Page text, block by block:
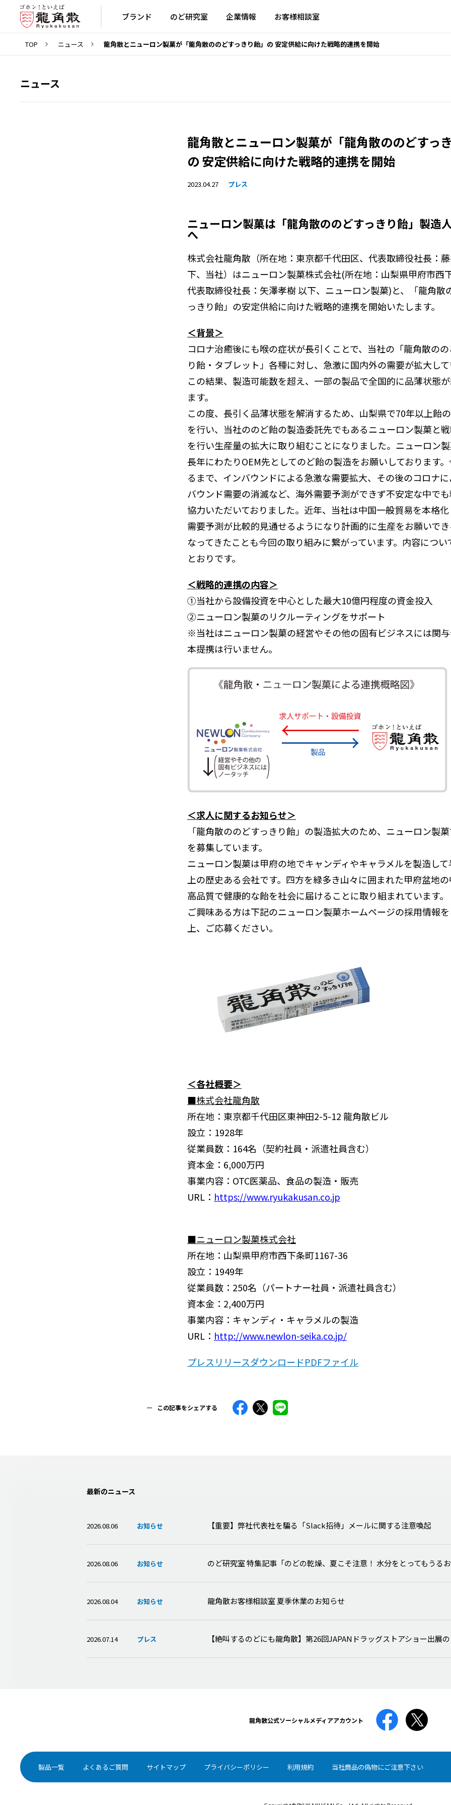
ブランド のど研究室 企業情報 お客様相談室
TOP ニュース 龍角散とニューロン製菓が「龍角散ののどすっきり飴」の 安定供給に向けた戦略的連携を開始
ニュース
龍角散とニューロン製菓が「龍角散ののどすっ
の 安定供給に向けた戦略的連携を開始
2023.04.27 プレス
ニューロン製菓は「龍角散ののどすっきり飴」製造
へ
株式会社龍角散（所在地：東京都千代田区、代表取締役社長：
下、当社）はニューロン製菓株式会社(所在地：山梨県甲府市西
代表取締役社長：矢澤孝樹 以下、ニューロン製菓)と、「龍角散
っきり飴」の安定供給に向けた戦略的連携を開始いたします。
＜背景＞
コロナ治癒後にも喉の症状が長引くことで、当社の「龍角散の
り飴・タブレット」各種に対し、急激に国内外の需要が拡大し
この結果、製造可能数を超え、一部の製品で全国的に品薄状態
ます。
この度、長引く品薄状態を解消するため、山梨県で70年以上飴
を行い、当社ののど飴の製造委託先でもあるニューロン製菓と
を行い生産量の拡大に取り組むことになりました。ニューロン
長年にわたりOEM先としてのど飴の製造をお願いしております
るまで、インバウンドによる急激な需要拡大、その後のコロナ
バウンド需要の消滅など、海外需要予測ができず不安定な中で
協力いただいておりました。近年、当社は中国一般貿易を本格
需要予測が比較的見通せるようになり計画的に生産をお願いで
なってきたことも今回の取り組みに繋がっています。内容につい
とおりです。
＜戦略的連携の内容＞
①当社から設備投資を中心とした最大10億円程度の資金投入
②ニューロン製菓のリクルーティングをサポート
※当社はニューロン製菓の経営やその他の固有ビジネスには関
本提携は行いません。
＜求人に関するお知らせ＞
「龍角散ののどすっきり飴」の製造拡大のため、ニューロン製
を募集しています。
ニューロン製菓は甲府の地でキャンディやキャラメルを製造し
上の歴史ある会社です。四方を緑多き山々に囲まれた甲府盆地
高品質で健康的な飴を社会に届けることに取り組まれています。
ご興味ある方は下記のニューロン製菓ホームページの採用情報
上、ご応募ください。
＜各社概要＞
■株式会社龍角散
所在地：東京都千代田区東神田2-5-12 龍角散ビル
設立：1928年
従業員数：164名（契約社員・派遣社員含む）
資本金：6,000万円
事業内容：OTC医薬品、食品の製造・販売
URL： https://www.ryukakusan.co.jp
■ニューロン製菓株式会社
所在地：山梨県甲府市西下条町1167-36
設立：1949年
従業員数：250名（パートナー社員・派遣社員含む）
資本金：2,400万円
事業内容：キャンディ・キャラメルの製造
URL： http://www.newlon-seika.co.jp/
プレスリリースダウンロードPDFファイル
この記事をシェアする
最新のニュース
2026.08.06 お知らせ 【重要】弊社代表社を騙る「Slack招待」メールに関する注意喚起
2026.08.06 お知らせ のど研究室 特集記事「のどの乾燥、夏こそ注意！ 水分をとってもうる
2026.08.04 お知らせ 龍角散お客様相談室 夏季休業のお知らせ
2026.07.14 プレス 【絶叫するのどにも龍角散】第26回JAPANドラッグストアショー出展
龍角散公式ソーシャルメディアアカウント
製品一覧 よくあるご質問 サイトマップ プライバシーポリシー 利用規約 当社商品の偽物にご注意下さい